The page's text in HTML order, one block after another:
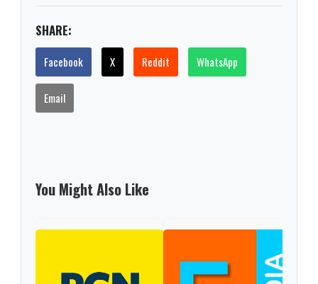
SHARE:
Facebook X Reddit WhatsApp
Email
You Might Also Like